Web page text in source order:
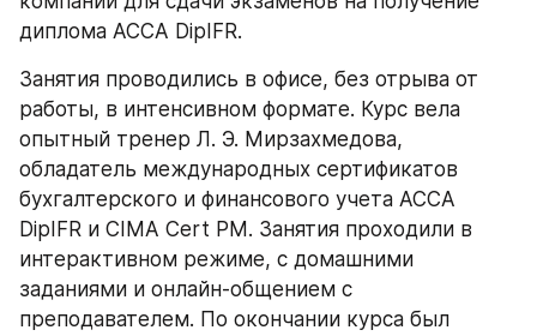
диплома АССА DipIFR.
Занятия проводились в офисе, без отрыва от
работы, в интенсивном формате. Курс вела
опытный тренер Л. Э. Мирзахмедова,
обладатель международных сертификатов
бухгалтерского и финансового учета ACCA
DipIFR и CIMA Cert PM. Занятия проходили в
интерактивном режиме, с домашними
заданиями и онлайн-общением с
преподавателем. По окончании курса был